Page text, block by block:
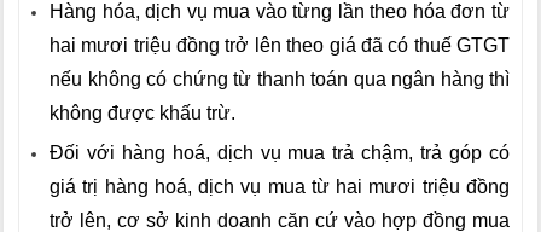
Hàng hóa, dịch vụ mua vào từng lần theo hóa đơn từ
hai mươi triệu đồng trở lên theo giá đã có thuế GTGT
nếu không có chứng từ thanh toán qua ngân hàng thì
không được khấu trừ.
Đối với hàng hoá, dịch vụ mua trả chậm, trả góp có
giá trị hàng hoá, dịch vụ mua từ hai mươi triệu đồng
trở lên, cơ sở kinh doanh căn cứ vào hợp đồng mua